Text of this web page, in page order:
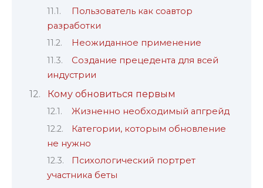
Пользователь как соавтор
разработки
Неожиданное применение
Создание прецедента для всей
индустрии
Кому обновиться первым
Жизненно необходимый апгрейд
Категории, которым обновление
не нужно
Психологический портрет
участника беты